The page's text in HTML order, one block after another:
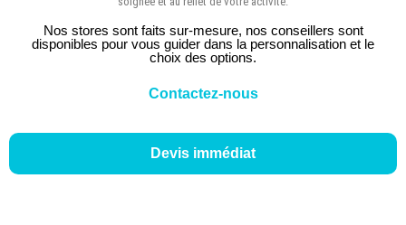
Nos stores sont faits sur-mesure, nos conseillers sont
disponibles pour vous guider dans la personnalisation et le
choix des options.
Contactez-nous
Devis immédiat